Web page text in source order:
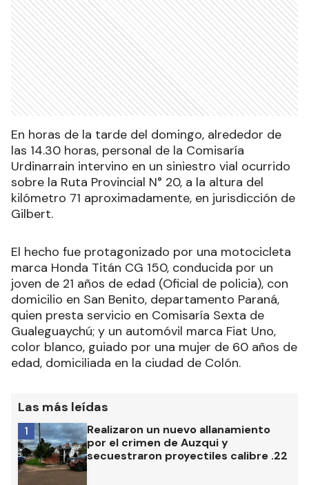
En horas de la tarde del domingo, alrededor de
las 14.30 horas, personal de la Comisaría
Urdinarrain intervino en un siniestro vial ocurrido
sobre la Ruta Provincial N° 20, a la altura del
kilómetro 71 aproximadamente, en jurisdicción de
Gilbert.
El hecho fue protagonizado por una motocicleta
marca Honda Titán CG 150, conducida por un
joven de 21 años de edad (Oficial de policia), con
domicilio en San Benito, departamento Paraná,
quien presta servicio en Comisaría Sexta de
Gualeguaychú; y un automóvil marca Fiat Uno,
color blanco, guiado por una mujer de 60 años de
edad, domiciliada en la ciudad de Colón.
Las más leídas
Realizaron un nuevo allanamiento
por el crimen de Auzqui y
secuestraron proyectiles calibre .22
1